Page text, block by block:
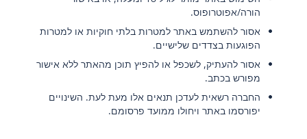
הורה/אפוטרופוס.
אסור להשתמש באתר למטרות בלתי חוקיות או למטרות
הפוגעות בצדדים שלישיים.
אסור להעתיק, לשכפל או להפיץ תוכן מהאתר ללא אישור
מפורש בכתב.
החברה רשאית לעדכן תנאים אלו מעת לעת. השינויים
יפורסמו באתר ויחולו ממועד פרסומם.